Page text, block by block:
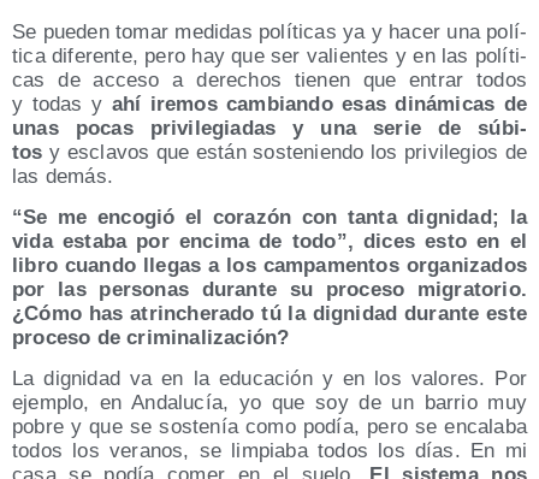
Se pue­den tomar medi­das polí­ti­cas ya y hacer una polí­
ti­ca dife­ren­te, pero hay que ser valien­tes y en las polí­ti­
cas de acce­so a dere­chos tie­nen que entrar todos
y todas y ahí ire­mos cam­bian­do esas diná­mi­cas de
unas pocas pri­vi­le­gia­das y una serie de súbi­
tos y escla­vos que están sos­te­nien­do los pri­vi­le­gios de
las demás.
“Se me enco­gió el cora­zón con tan­ta dig­ni­dad; la
vida esta­ba por enci­ma de todo”, dices esto en el
libro cuan­do lle­gas a los cam­pa­men­tos orga­ni­za­dos
por las per­so­nas duran­te su pro­ce­so migra­to­rio.
¿Cómo has atrin­che­ra­do tú la dig­ni­dad duran­te este
pro­ce­so de criminalización?
La dig­ni­dad va en la edu­ca­ción y en los valo­res. Por
ejem­plo, en Anda­lu­cía, yo que soy de un barrio muy
pobre y que se sos­te­nía como podía, pero se enca­la­ba
todos los vera­nos, se lim­pia­ba todos los días. En mi